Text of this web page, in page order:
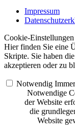
Impressum
Cookie-Einstellungen
Hier finden Sie eine
Skripte. Sie haben
akzeptieren oder zu
Notwendig
Notwendige
der Website
die
Website